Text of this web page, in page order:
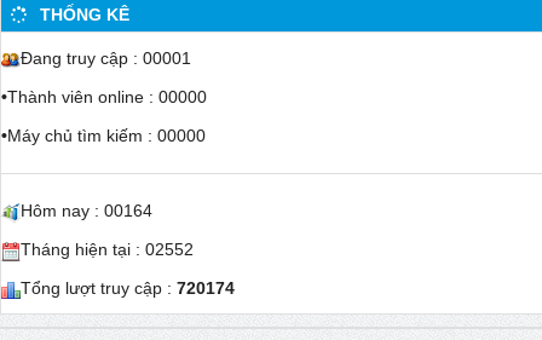
THỐNG KÊ
Đang truy cập : 00001
•Thành viên online : 00000
•Máy chủ tìm kiếm : 00000
Hôm nay : 00164
Tháng hiện tại : 02552
Tổng lượt truy cập : 720174